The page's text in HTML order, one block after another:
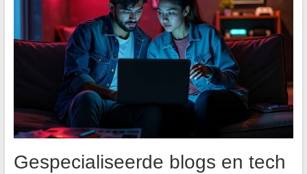
Gespecialiseerde blogs en tech